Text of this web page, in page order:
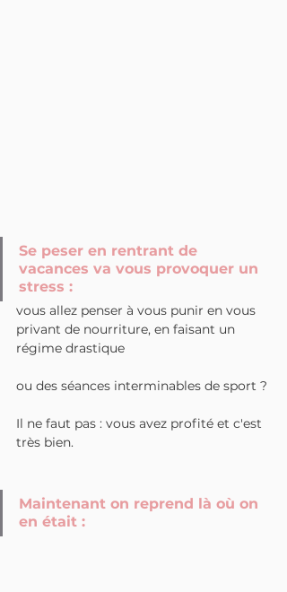
Se peser en rentrant de
vacances va vous provoquer un
stress :
vous allez penser à vous punir en vous
privant de nourriture, en faisant un
régime drastique
ou des séances interminables de sport ?
Il ne faut pas : vous avez profité et c'est
très bien.
Maintenant on reprend là où on
en était :